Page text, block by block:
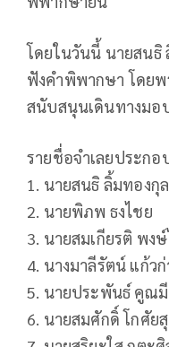
โดยในวันนี้ นายสนธิ
ฟังคำพิพากษา โดยพ
สนับสนุนเดินทางมอ
รายชื่อจำเลยประกอ
1. นายสนธิ ลิ้มทองกุล
2. นายพิภพ ธงไชย
3. นายสมเกียรติ พง
4. นางมาลีรัตน์ แก้วก่
5. นายประพันธ์ คูณมี
6. นายสมศักดิ์ โกศัย